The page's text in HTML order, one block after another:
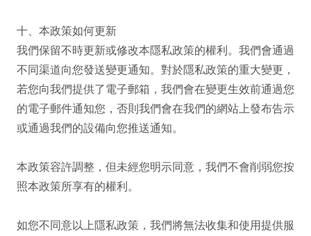
十、本政策如何更新
我們保留不時更新或修改本隱私政策的權利。我們會通過
不同渠道向您發送變更通知。對於隱私政策的重大變更，
若您向我們提供了電子郵箱，我們會在變更生效前通過您
的電子郵件通知您，否則我們會在我們的網站上發布告示
或通過我們的設備向您推送通知。
本政策容許調整，但未經您明示同意，我們不會削弱您按
照本政策所享有的權利。
如您不同意以上隱私政策，我們將無法收集和使用提供服